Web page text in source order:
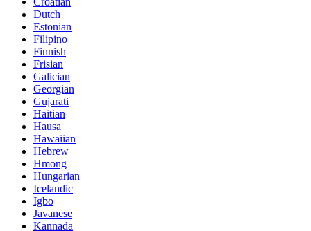
Dutch
Estonian
Filipino
Finnish
Frisian
Galician
Georgian
Gujarati
Haitian
Hausa
Hawaiian
Hebrew
Hmong
Hungarian
Icelandic
Igbo
Javanese
Kannada